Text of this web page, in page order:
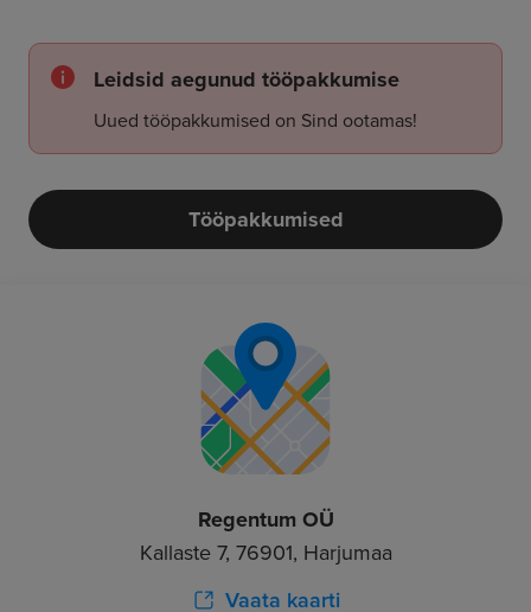
Leidsid aegunud tööpakkumise
Uued tööpakkumised on Sind ootamas!
Tööpakkumised
Regentum OÜ
Kallaste 7, 76901, Harjumaa
Vaata kaarti